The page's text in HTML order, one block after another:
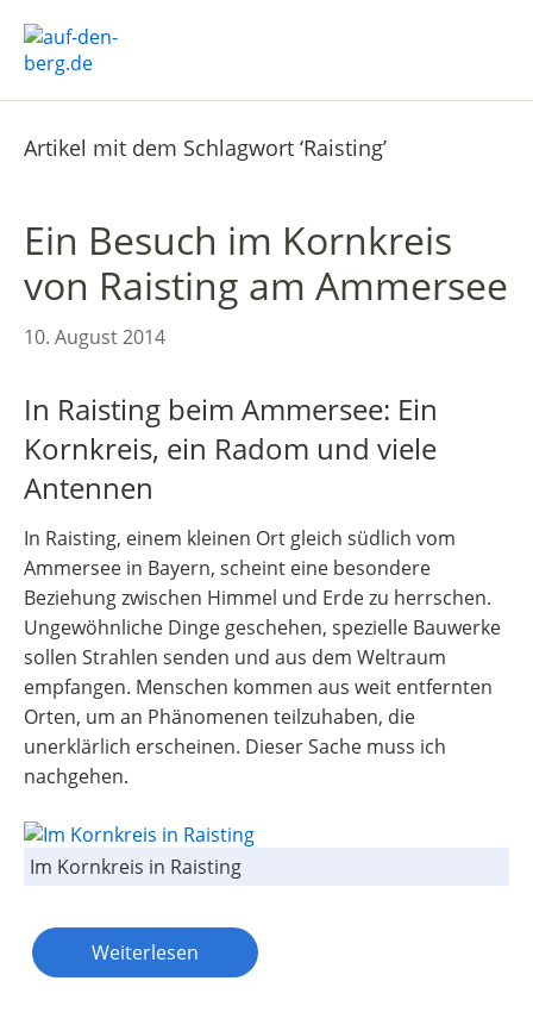
Artikel mit dem Schlagwort ‘Raisting’
Ein Besuch im Kornkreis
von Raisting am Ammersee
10. August 2014
In Raisting beim Ammersee: Ein
Kornkreis, ein Radom und viele
Antennen
In Raisting, einem kleinen Ort gleich südlich vom
Ammersee in Bayern, scheint eine besondere
Beziehung zwischen Himmel und Erde zu herrschen.
Ungewöhnliche Dinge geschehen, spezielle Bauwerke
sollen Strahlen senden und aus dem Weltraum
empfangen. Menschen kommen aus weit entfernten
Orten, um an Phänomenen teilzuhaben, die
unerklärlich erscheinen. Dieser Sache muss ich
nachgehen.
Im Kornkreis in Raisting
Weiterlesen